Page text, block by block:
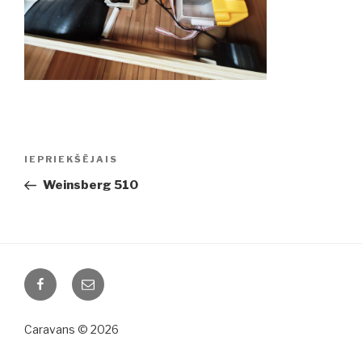
Ziņu
Iepriekšējā
ziņa:
IEPRIEKŠĒJAIS
Weinsberg 510
FacebookEmail
Caravans © 2026